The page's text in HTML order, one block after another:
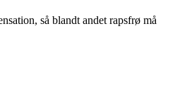
så blandt andet rapsfrø må